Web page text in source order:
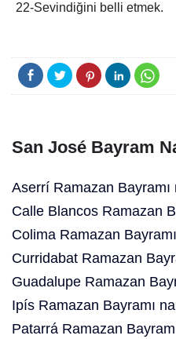
22-Sevindiğini belli etmek.
San José Bayram
Aserrí Ramazan Bayramı
Calle Blancos Ramazan
Colima Ramazan
Curridabat Ramazan
Guadalupe Ramazan
Ipís Ramazan Bayramı
Patarrá Ramazan